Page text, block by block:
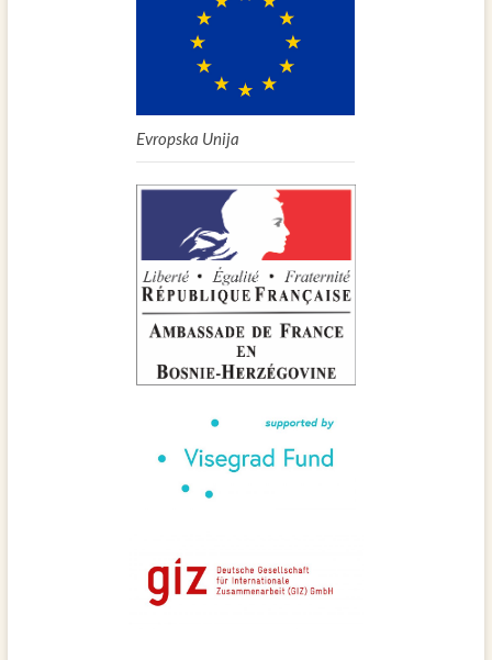
Evropska Unija